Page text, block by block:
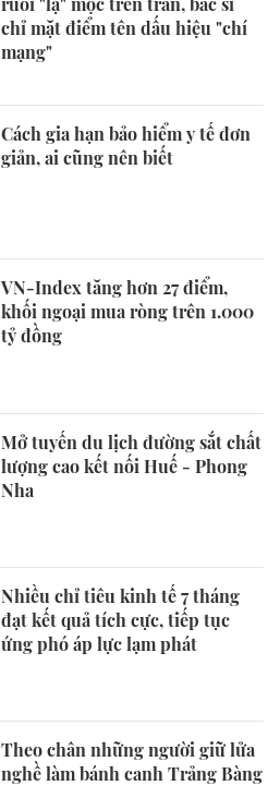
chỉ mặt điểm tên dấu hiệu "chí
mạng"
Cách gia hạn bảo hiểm y tế đơn
giản, ai cũng nên biết
VN-Index tăng hơn 27 điểm,
khối ngoại mua ròng trên 1.000
tỷ đồng
Mở tuyến du lịch đường sắt chất
lượng cao kết nối Huế - Phong
Nha
Nhiều chỉ tiêu kinh tế 7 tháng
đạt kết quả tích cực, tiếp tục
ứng phó áp lực lạm phát
Theo chân những người giữ lửa
nghề làm bánh canh Trảng Bàng